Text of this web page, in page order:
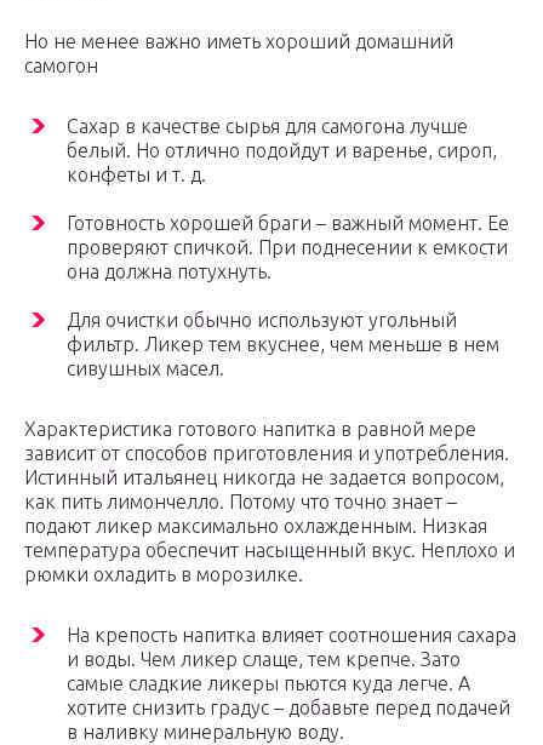
Но не менее важно иметь хороший домашний
самогон
Сахар в качестве сырья для самогона лучше
белый. Но отлично подойдут и варенье, сироп,
конфеты и т. д.
Готовность хорошей браги – важный момент. Ее
проверяют спичкой. При поднесении к емкости
она должна потухнуть.
Для очистки обычно используют угольный
фильтр. Ликер тем вкуснее, чем меньше в нем
сивушных масел.
Характеристика готового напитка в равной мере
зависит от способов приготовления и употребления.
Истинный итальянец никогда не задается вопросом,
как пить лимончелло. Потому что точно знает –
подают ликер максимально охлажденным. Низкая
температура обеспечит насыщенный вкус. Неплохо и
рюмки охладить в морозилке.
На крепость напитка влияет соотношения сахара
и воды. Чем ликер слаще, тем крепче. Зато
самые сладкие ликеры пьются куда легче. А
хотите снизить градус – добавьте перед подачей
в наливку минеральную воду.